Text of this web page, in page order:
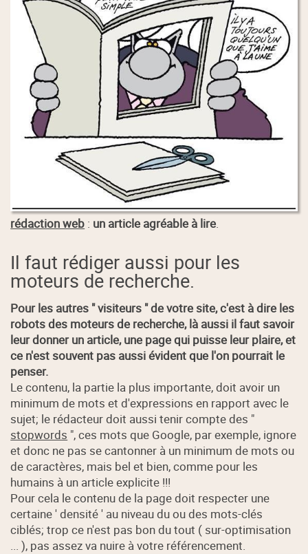
rédaction web : un article agréable à lire.
Il faut rédiger aussi pour les
moteurs de recherche.
Pour les autres " visiteurs " de votre site, c'est à dire les
robots des moteurs de recherche, là aussi il faut savoir
leur donner un article, une page qui puisse leur plaire, et
ce n'est souvent pas aussi évident que l'on pourrait le
penser.
Le contenu, la partie la plus importante, doit avoir un
minimum de mots et d'expressions en rapport avec le
sujet; le rédacteur doit aussi tenir compte des "
stopwords ", ces mots que Google, par exemple, ignore
et donc ne pas se cantonner à un minimum de mots ou
de caractères, mais bel et bien, comme pour les
humains à un article explicite !!!
Pour cela le contenu de la page doit respecter une
certaine ' densité ' au niveau du ou des mots-clés
ciblés; trop ce n'est pas bon du tout ( sur-optimisation
... ), pas assez va nuire à votre référencement.